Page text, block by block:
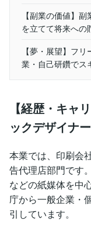
【副業の価値】
を立てて将来への
【夢・展望】フ
業・自己研鑽でス
【経歴・キャ
ックデザイナー
本業では、印刷会
告代理店部門です
などの紙媒体を中
庁から一般企業・
引しています。